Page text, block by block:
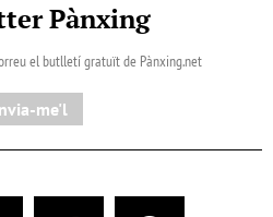
Pànxing
el butlletí gratuït de Pànxing.net​
me'l